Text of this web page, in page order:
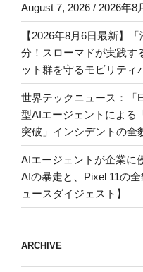
August 7, 2026 / 2026年8
【2026年8月6日最新】
分！スローマドが実践す
ット群を守るモビリティ
世界テックニュース：「
型AIエージェントによる
突破」インシデントの全
AIエージェントが企業に
AIの暴走と、Pixel 11の
ュースダイジェスト】
ARCHIVE